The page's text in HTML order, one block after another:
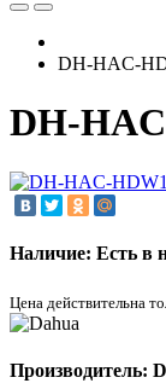
DH-HAC-
DH-
Наличие: Есть в
Цена действительна
Производитель: